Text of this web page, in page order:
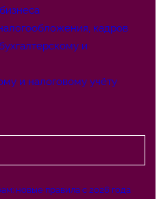
кадров
и
и налоговому учёту
новые правила с 2026 года